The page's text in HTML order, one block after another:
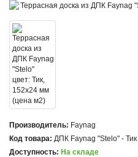
Производитель: Faynag
Код товара: ДПК Faynag "Stelo" - Тик
Доступность: На складе